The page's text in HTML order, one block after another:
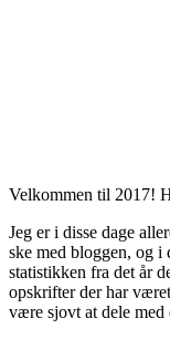
Velkommen til 2017!
Jeg er i disse dage
ske med bloggen, og i
statistikken fra det år
opskrifter der har
være sjovt at dele med